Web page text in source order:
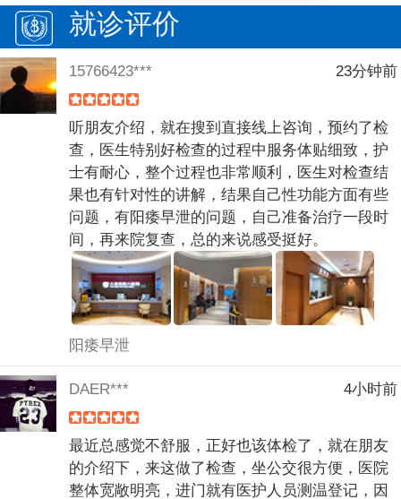
就诊评价
15766423*** 23分钟前
听朋友介绍，就在搜到直接线上咨询，预约了检
查，医生特别好检查的过程中服务体贴细致，护
士有耐心，整个过程也非常顺利，医生对检查结
果也有针对性的讲解，结果自己性功能方面有些
问题，有阳痿早泄的问题，自己准备治疗一段时
间，再来院复查，总的来说感受挺好。
阳痿早泄
DAER*** 4小时前
最近总感觉不舒服，正好也该体检了，就在朋友
的介绍下，来这做了检查，坐公交很方便，医院
整体宽敞明亮，进门就有医护人员测温登记，因